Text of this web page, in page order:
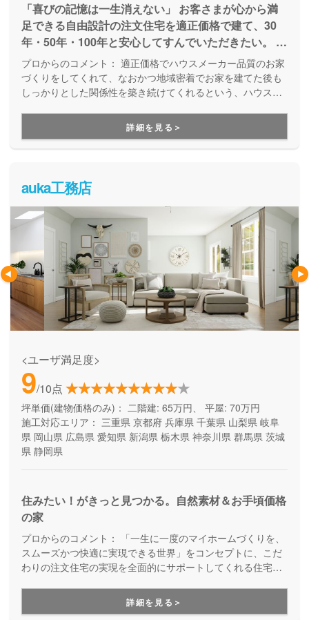
「喜びの記憶は一生消えない」 お客さまが心から満
足できる自由設計の注文住宅を適正価格で建て、30
年・50年・100年と安心してすんでいただきたい。 そ
の全ての夢を叶えるのが 私たちアッシュホームで
す。 ※品質とデザイン性を高めたハウスメーカーの良
さと、価格を抑え地域に密着した工務店の良さを融合
プロからのコメント： 適正価格でハウスメーカー品質のお家
づくりをしてくれて、なおかつ地域密着でお家を建てた後も
しっかりとした関係性を築き続けてくれるという、ハウスメ
ームです。土地探しや資金計画についてのセミナーを行い、
お客様にもお家づくりの知識を持って頂いた上で一緒にお家
づくりを考えていくという進め方をしているので、お客様自
詳細を見る＞
auka工務店
<ユーザ満足度>
9/10点
坪単価(建物価格のみ)： 二階建: 65万円、 平屋: 70万円
施工対応エリア： 三重県 京都府 兵庫県 千葉県 山梨県 岐阜
県 岡山県 広島県 愛知県 新潟県 栃木県 神奈川県 群馬県 茨城
県 静岡県
住みたい！がきっと見つかる。自然素材＆お手頃価格
の家
プロからのコメント：
「一生に一度のマイホームづくりを、
スムーズかつ快適に実現できる世界」をコンセプトに、こだ
わりの注文住宅の実現を全面的にサポートしてくれる住宅メ
耐久の安心快適な住まいづくり、暮らし始めた後のメンテナ
ンスや将来的なリフォームのことまで、まるっとお任せいた
詳細を見る＞